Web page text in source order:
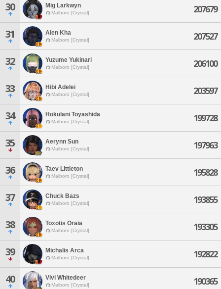
30 Mig Larkwyn
Malboro [Crystal] 207679
31 Alen Kha
Malboro [Crystal] 207527
32 Yuzume Yukinari
Malboro [Crystal] 206100
33 Hibi Adelei
Malboro [Crystal] 203597
34 Hokulani Toyashida
Malboro [Crystal] 199728
35 Aerynn Sun
Malboro [Crystal] 197963
36 Taev Littleton
Malboro [Crystal] 195828
37 Chuck Bazs
Malboro [Crystal] 193855
38 Toxotis Oraia
Malboro [Crystal] 193305
39 Michalis Arca
Malboro [Crystal] 192822
40 Vivi Whitedeer
Malboro [Crystal] 190365